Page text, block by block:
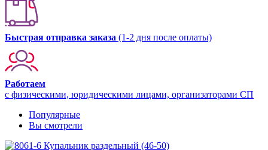
Быстрая отправка заказа (1-2 дня после оплаты)
Работаем
с физическими, юридическими лицами, организаторами СП
Популярные
Вы смотрели